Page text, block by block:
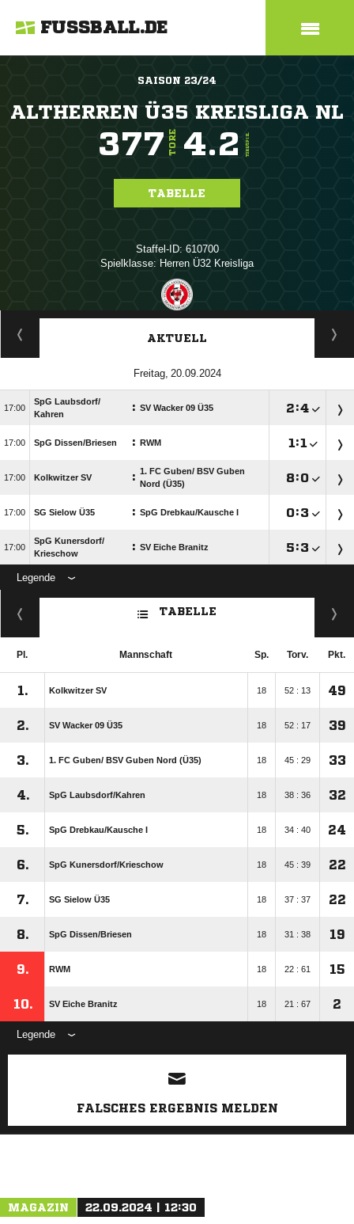
FUSSBALL.DE
SAISON 23/24
ALTHERREN Ü35 KREISLIGA NL
377 TORE 4.2 TORE/SPIEL
TABELLE
Staffel-ID: 610700
Spielklasse: Herren Ü32 Kreisliga
ANZEIGE
AKTUELL
 

SpG Laubsdorf/​
Kahren
: SV Wacker 09 Ü35 :
 SpG Dissen/​Briesen : RWM  :
 Kolkwitzer SV : 1. FC Guben/​ BSV Guben
Nord (Ü35)
:
 SG Sielow Ü35 : SpG Drebkau/​Kausche I :

SpG Kunersdorf/​
Krieschow
: SV Eiche Branitz :
Legende
ANZEIGE
TABELLE
Pl. Mannschaft Sp. Torv. Pkt.
1. Kolkwitzer SV 18 52 : 13 49
2. SV Wacker 09 Ü35 18 52 : 17 39
3. 1. FC Guben/​ BSV Guben Nord (Ü35) 18 45 : 29 33
4. SpG Laubsdorf/​Kahren 18 38 : 36 32
5. SpG Drebkau/​Kausche I 18 34 : 40 24
6. SpG Kunersdorf/​Krieschow 18 45 : 39 22
7. SG Sielow Ü35 18 37 : 37 22
8. SpG Dissen/​Briesen 18 31 : 38 19
9. RWM 18 22 : 61 15
10. SV Eiche Branitz 18 21 : 67 2
Legende
ANZEIGE
FALSCHES ERGEBNIS MELDEN
MAGAZIN 22.09.2024 | 12:30